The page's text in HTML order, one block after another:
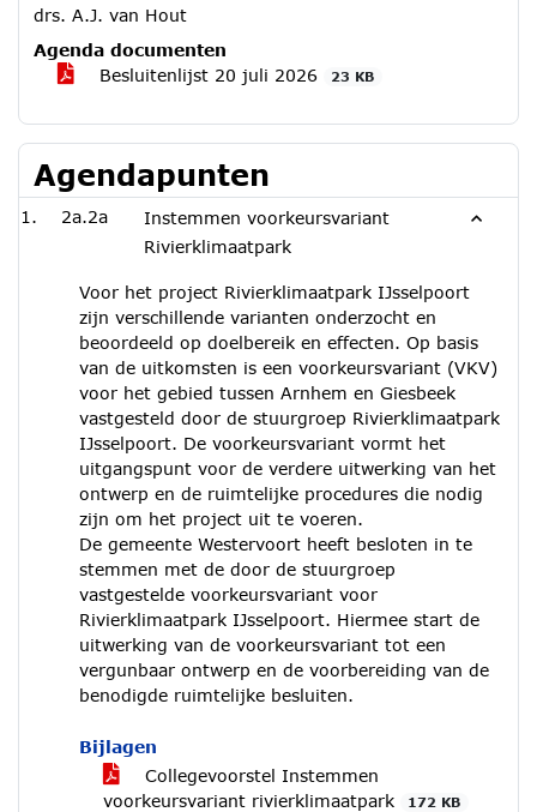
drs. A.J. van Hout
Agenda documenten
Besluitenlijst 20 juli 2026
23 KB
Agendapunten
2a.2a
Instemmen voorkeursvariant
Rivierklimaatpark
Voor het project Rivierklimaatpark IJsselpoort
zijn verschillende varianten onderzocht en
beoordeeld op doelbereik en effecten. Op basis
van de uitkomsten is een voorkeursvariant (VKV)
voor het gebied tussen Arnhem en Giesbeek
vastgesteld door de stuurgroep Rivierklimaatpark
IJsselpoort. De voorkeursvariant vormt het
uitgangspunt voor de verdere uitwerking van het
ontwerp en de ruimtelijke procedures die nodig
zijn om het project uit te voeren.
De gemeente Westervoort heeft besloten in te
stemmen met de door de stuurgroep
vastgestelde voorkeursvariant voor
Rivierklimaatpark IJsselpoort. Hiermee start de
uitwerking van de voorkeursvariant tot een
vergunbaar ontwerp en de voorbereiding van de
benodigde ruimtelijke besluiten.
Bijlagen
Collegevoorstel Instemmen
voorkeursvariant rivierklimaatpark
172 KB